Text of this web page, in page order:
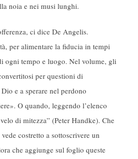
noia e nei musi lunghi.
ci dice De Angelis.
per alimentare la fiducia in tempi
ogni tempo e luogo. Nel volume, gli
per questioni di
e a sperare nel perdono
O quando, leggendo l’elenco
di mitezza” (Peter Handke). Che
costretto a sottoscrivere un
che aggiunge sul foglio queste